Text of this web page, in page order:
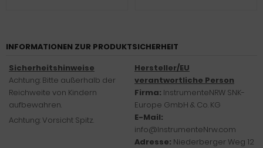
INFORMATIONEN ZUR PRODUKTSICHERHEIT
Sicherheitshinweise
Achtung: Bitte außerhalb der
Reichweite von Kindern
aufbewahren.
Hersteller/EU
verantwortliche Person
Firma: InstrumenteNRW SNK-
Europe GmbH & Co. KG
E-Mail:
info@InstrumenteNrw.com
Adresse: Niederberger Weg 12
Achtung: Vorsicht Spitz.